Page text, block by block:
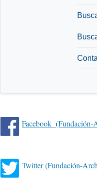
Facebook (Fundación-
Twitter (Fundación-